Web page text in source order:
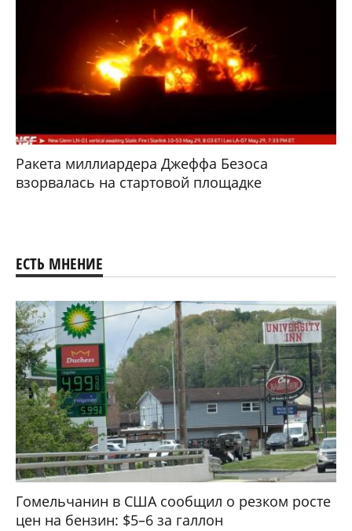
Ракета миллиардера Джеффа Безоса
взорвалась на стартовой площадке
ЕСТЬ МНЕНИЕ
Гомельчанин в США сообщил о резком росте
цен на бензин: $5–6 за галлон